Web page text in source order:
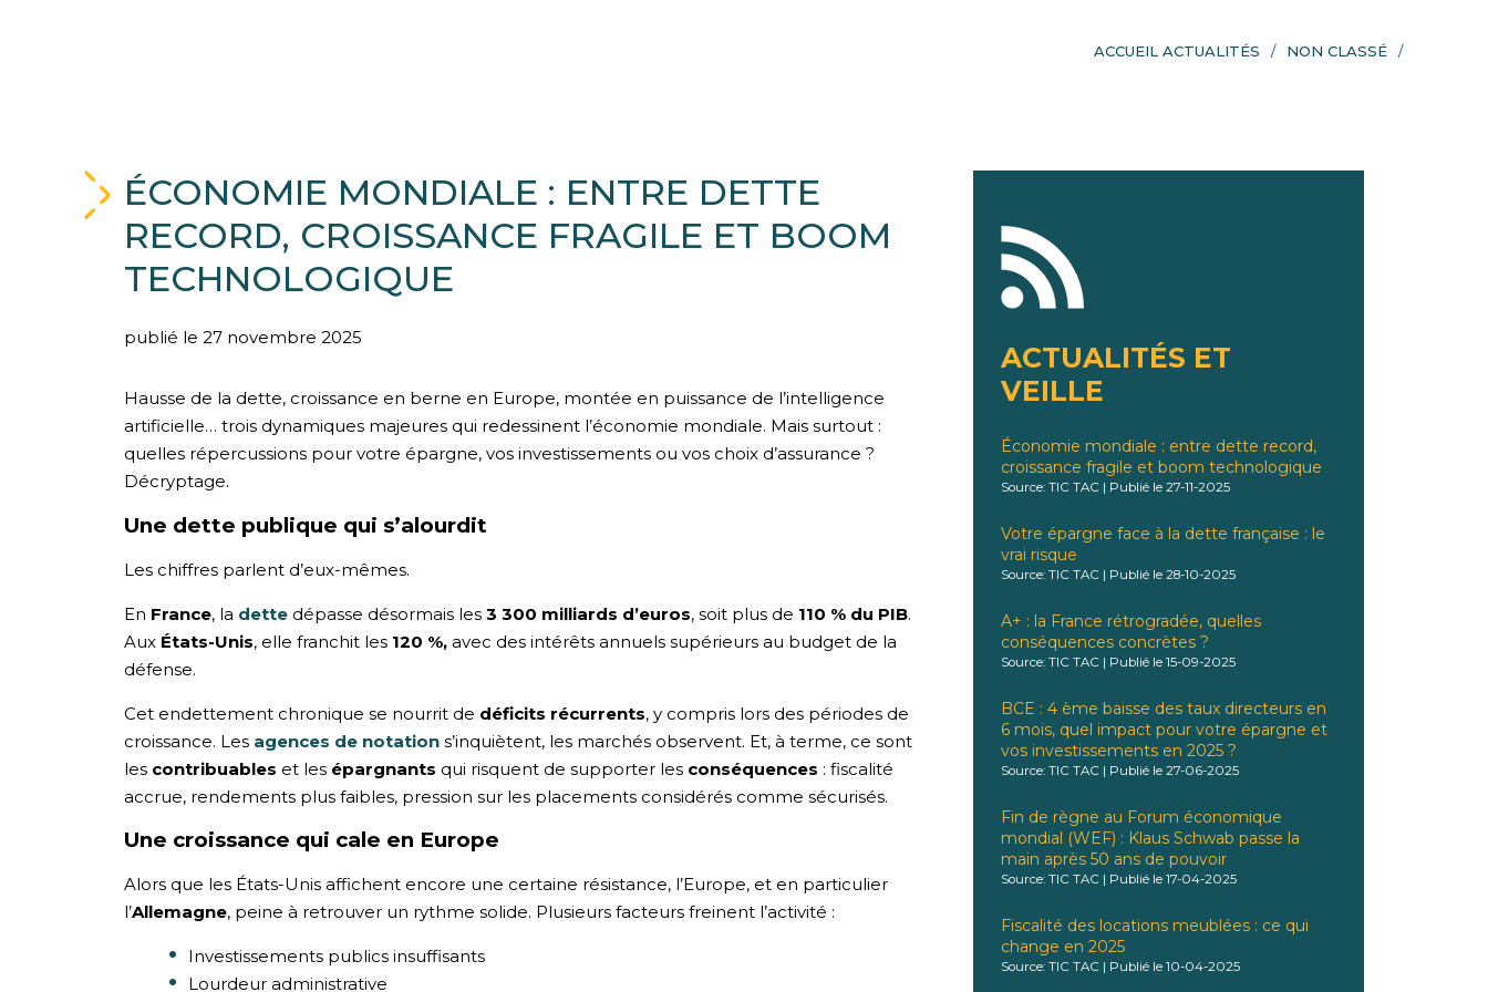
ACCUEIL ACTUALITÉS NON CLASSÉ
ÉCONOMIE MONDIALE : ENTRE DETTE
RECORD, CROISSANCE FRAGILE ET BOOM
TECHNOLOGIQUE
publié le 27 novembre 2025
Hausse de la dette, croissance en berne en Europe, montée en puissance de l’intelligence
artificielle… trois dynamiques majeures qui redessinent l’économie mondiale. Mais surtout :
quelles répercussions pour votre épargne, vos investissements ou vos choix d’assurance ?
Décryptage.
Une dette publique qui s’alourdit
Les chiffres parlent d’eux-mêmes.
En France, la dette dépasse désormais les 3 300 milliards d’euros, soit plus de 110 % du PIB.
Aux États-Unis, elle franchit les 120 %, avec des intérêts annuels supérieurs au budget de la
défense.
Cet endettement chronique se nourrit de déficits récurrents, y compris lors des périodes de
croissance. Les agences de notation s’inquiètent, les marchés observent. Et, à terme, ce sont
les contribuables et les épargnants qui risquent de supporter les conséquences : fiscalité
accrue, rendements plus faibles, pression sur les placements considérés comme sécurisés.
Une croissance qui cale en Europe
Alors que les États-Unis affichent encore une certaine résistance, l’Europe, et en particulier
l’Allemagne, peine à retrouver un rythme solide. Plusieurs facteurs freinent l’activité :
Investissements publics insuffisants
Lourdeur administrative
ACTUALITÉS ET
VEILLE
Économie mondiale : entre dette record,
croissance fragile et boom technologique
Source: TIC TAC Publié le 27-11-2025
Votre épargne face à la dette française : le
vrai risque
Source: TIC TAC Publié le 28-10-2025
A+ : la France rétrogradée, quelles
conséquences concrètes ?
Source: TIC TAC Publié le 15-09-2025
BCE : 4 ème baisse des taux directeurs en
6 mois, quel impact pour votre épargne et
vos investissements en 2025 ?
Source: TIC TAC Publié le 27-06-2025
Fin de règne au Forum économique
mondial (WEF) : Klaus Schwab passe la
main après 50 ans de pouvoir
Source: TIC TAC Publié le 17-04-2025
Fiscalité des locations meublées : ce qui
change en 2025
Source: TIC TAC Publié le 10-04-2025